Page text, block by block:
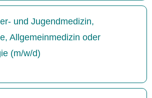
und Jugendmedizin,
Allgemeinmedizin oder
(m/w/d)